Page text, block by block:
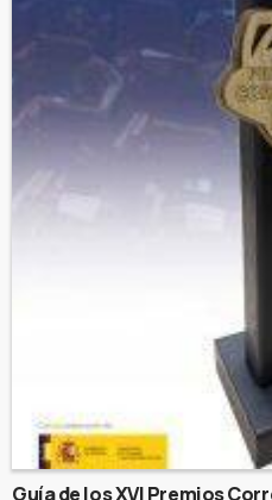
Guía de los XVI Premios